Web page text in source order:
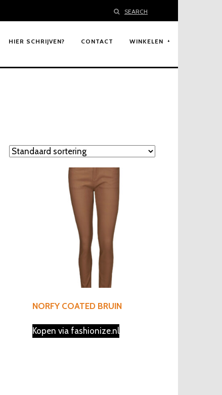
SEARCH
HIER SCHRIJVEN? CONTACT WINKELEN
NORFY COATED BRUIN
Kopen via fashionize.nl